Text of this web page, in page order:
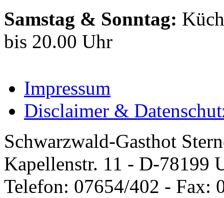
Samstag & Sonntag:
bis 20.00 Uhr
Impressum
Disclaimer &
Schwarzwald-Gasthot
Kapellenstr. 11 - D-78199
Telefon: 07654/402 - Fax: